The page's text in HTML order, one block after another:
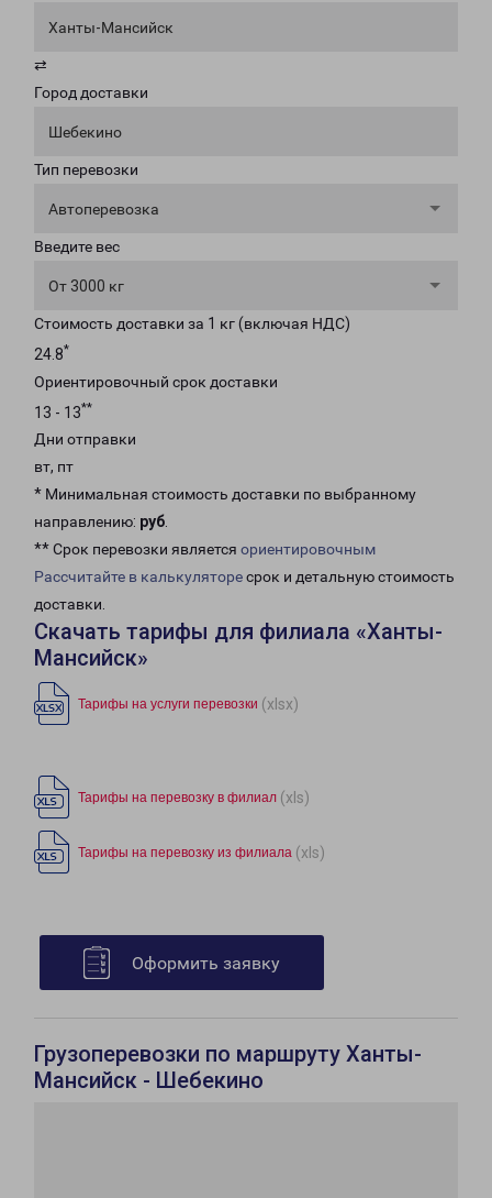
Ханты-Мансийск
⇄
Город доставки
Шебекино
Тип перевозки
Автоперевозка
Введите вес
От 3000 кг
Стоимость доставки за 1 кг (включая НДС)
24.8*
Ориентировочный срок доставки
13 - 13**
Дни отправки
вт, пт
* Минимальная стоимость доставки по выбранному
направлению: руб.
** Срок перевозки является ориентировочным
Рассчитайте в калькуляторесрок и детальную стоимость
доставки.
Скачать тарифы для филиала «Ханты-
Мансийск»
Тарифы на услуги перевозки (xlsx)
Тарифы на перевозку в филиал (xls)
Тарифы на перевозку из филиала (xls)
Оформить заявку
Грузоперевозки по маршруту Ханты-
Мансийск - Шебекино